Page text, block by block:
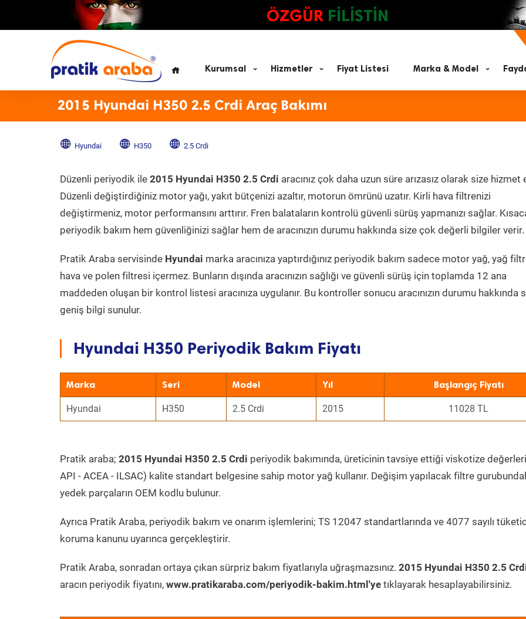
ÖZGÜR FİLİSTİN
Kurumsal Hizmetler Fiyat Listesi Marka & Model
2015 Hyundai H350 2.5 Crdi Araç Bakımı
Hyundai H350 2.5 Crdi
Düzenli periyodik ile 2015 Hyundai H350 2.5 Crdi aracınız çok daha uzun süre arızasız olarak size hizmet
Düzenli değiştirdiğiniz motor yağı, yakıt bütçenizi azaltır, motorun ömrünü uzatır. Kirli hava filtrenizi
değiştirmeniz, motor performansını arttırır. Fren balataların kontrolü güvenli sürüş yapmanızı sağlar.
periyodik bakım hem güvenliğinizi sağlar hem de aracınızın durumu hakkında size çok değerli bilgiler verir.
Pratik Araba servisinde Hyundai marka aracınıza yaptırdığınız periyodik bakım sadece motor yağ, yağ
hava ve polen filtresi içermez. Bunların dışında aracınızın sağlığı ve güvenli sürüş için toplamda 12 ana
maddeden oluşan bir kontrol listesi aracınıza uygulanır. Bu kontroller sonucu aracınızın durumu hakkında
geniş bilgi sunulur.
Hyundai H350 Periyodik Bakım Fiyatı
Marka Seri Model Yıl Başlangıç Fiyatı
Hyundai H350 2.5 Crdi 2015 11028 TL
Pratik araba; 2015 Hyundai H350 2.5 Crdi periyodik bakımında, üreticinin tavsiye ettiği viskotize
API - ACEA - ILSAC) kalite standart belgesine sahip motor yağ kullanır. Değişim yapılacak filtre
yedek parçaların OEM kodlu bulunur.
Ayrıca Pratik Araba, periyodik bakım ve onarım işlemlerini; TS 12047 standartlarında ve 4077 sayılı
koruma kanunu uyarınca gerçekleştirir.
Pratik Araba, sonradan ortaya çıkan sürpriz bakım fiyatlarıyla uğraşmazsınız. 2015 Hyundai H350 2.5
aracın periyodik fiyatını, www.pratikaraba.com/periyodik-bakim.html'ye tıklayarak hesaplayabilirsiniz.